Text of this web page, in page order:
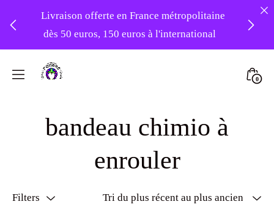
Livraison offerte en France métropolitaine
dès 50 euros, 150 euros à l'international
commandes à partir du 31/08 ❤️
PATIENCE
Turbans
0
bandeau chimio à
enrouler
Filters